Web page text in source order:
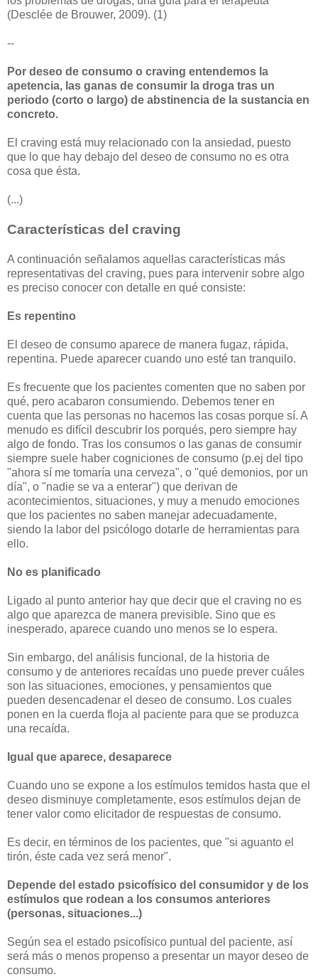
(Desclée de Brouwer, 2009). (1)
--
Por deseo de consumo o craving entendemos la
apetencia, las ganas de consumir la droga tras un
periodo (corto o largo) de abstinencia de la sustancia en
concreto.
El craving está muy relacionado con la ansiedad, puesto
que lo que hay debajo del deseo de consumo no es otra
cosa que ésta.
(...)
Características del craving
A continuación señalamos aquellas características más
representativas del craving, pues para intervenir sobre algo
es preciso conocer con detalle en qué consiste:
Es repentino
El deseo de consumo aparece de manera fugaz, rápida,
repentina. Puede aparecer cuando uno esté tan tranquilo.
Es frecuente que los pacientes comenten que no saben por
qué, pero acabaron consumiendo. Debemos tener en
cuenta que las personas no hacemos las cosas porque sí. A
menudo es difícil descubrir los porqués, pero siempre hay
algo de fondo. Tras los consumos o las ganas de consumir
siempre suele haber cogniciones de consumo (p.ej del tipo
"ahora sí me tomaría una cerveza", o "qué demonios, por un
día", o "nadie se va a enterar") que derivan de
acontecimientos, situaciones, y muy a menudo emociones
que los pacientes no saben manejar adecuadamente,
siendo la labor del psicólogo dotarle de herramientas para
ello.
No es planificado
Ligado al punto anterior hay que decir que el craving no es
algo que aparezca de manera previsible. Sino que es
inesperado, aparece cuando uno menos se lo espera.
Sin embargo, del análisis funcional, de la historia de
consumo y de anteriores recaídas uno puede prever cuáles
son las situaciones, emociones, y pensamientos que
pueden desencadenar el deseo de consumo. Los cuales
ponen en la cuerda floja al paciente para que se produzca
una recaída.
Igual que aparece, desaparece
Cuando uno se expone a los estímulos temidos hasta que el
deseo disminuye completamente, esos estímulos dejan de
tener valor como elicitador de respuestas de consumo.
Es decir, en términos de los pacientes, que "si aguanto el
tirón, éste cada vez será menor".
Depende del estado psicofísico del consumidor y de los
estímulos que rodean a los consumos anteriores
(personas, situaciones...)
Según sea el estado psicofísico puntual del paciente, así
será más o menos propenso a presentar un mayor deseo de
consumo.